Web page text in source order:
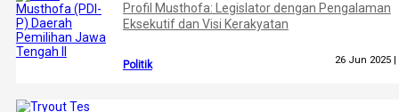
Profil Musthofa: Legislator dengan Pengalaman
Eksekutif dan Visi Kerakyatan
Politik 26 Jun 2025 |